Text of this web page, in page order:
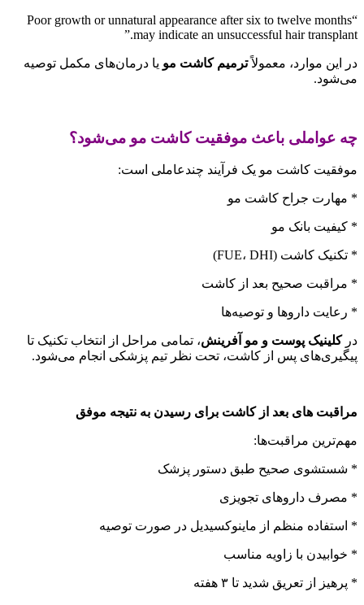
“Poor growth or unnatural appearance after six to twelve months
may indicate an unsuccessful hair transplant.”
در این موارد، معمولاًترمیم کاشت مو یا درمان‌های مکمل توصیه
می‌شود.
چه عواملی باعث موفقیت کاشت مو می‌شود؟
موفقیت کاشت مو یک فرآیند چندعاملی است:
* مهارت جراح کاشت مو
* کیفیت بانک مو
* تکنیک کاشت (FUE، DHI)
* مراقبت صحیح بعد از کاشت
* رعایت داروها و توصیه‌ها
درکلینیک پوست و مو آفرینش، تمامی مراحل از انتخاب تکنیک تا
پیگیری‌های پس از کاشت، تحت نظر تیم پزشکی انجام می‌شود.
مراقبت های بعد از کاشت برای رسیدن به نتیجه موفق
مهم‌ترین مراقبت‌ها:
* شستشوی صحیح طبق دستور پزشک
* مصرف داروهای تجویزی
* استفاده منظم از ماینوکسیدیل در صورت توصیه
* خوابیدن با زاویه مناسب
* پرهیز از تعریق شدید تا ۳ هفته